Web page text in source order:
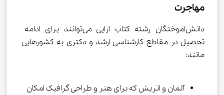
مهاجرت
دانش‌آموختگان رشته کتاب آرایی می‌توانند برای ادامه
تحصیل در مقاطع کارشناسی ارشد و دکتری به کشورهایی
مانند:
آلمان و اتریش که برای هنر و طراحی گرافیک امکان